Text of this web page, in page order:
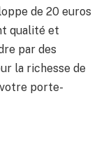
de 20 euros
qualité et
par des
la richesse de
porte-